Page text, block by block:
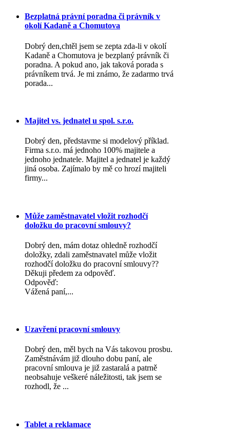
Bezplatná právní poradna či právník v
okolí Kadaně a Chomutova
Dobrý den,chtěl jsem se zepta zda-li v okolí
Kadaně a Chomutova je bezplaný právník či
poradna. A pokud ano, jak taková porada s
právníkem trvá. Je mi známo, že zadarmo trvá
porada...
Majitel vs. jednatel u spol. s.r.o.
Dobrý den, představme si modelový příklad.
Firma s.r.o. má jednoho 100% majitele a
jednoho jednatele. Majitel a jednatel je každý
jiná osoba. Zajímalo by mě co hrozí majiteli
firmy...
Může zaměstnavatel vložit rozhodčí
doložku do pracovní smlouvy?
Dobrý den, mám dotaz ohledně rozhodčí
doložky, zdali zaměstnavatel může vložit
rozhodčí doložku do pracovní smlouvy??
Děkuji předem za odpověď.
Odpověď:
Vážená paní,...
Uzavření pracovní smlouvy
Dobrý den, měl bych na Vás takovou prosbu.
Zaměstnávám již dlouho dobu paní, ale
pracovní smlouva je již zastaralá a patrně
neobsahuje veškeré náležitosti, tak jsem se
rozhodl, že ...
Tablet a reklamace